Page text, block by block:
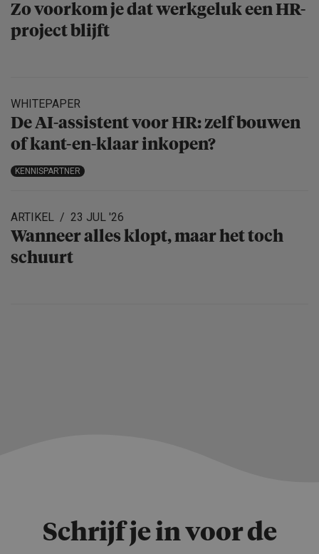
Zo voorkom je dat werkgeluk een HR-
project blijft
WHITEPAPER
De AI-assistent voor HR: zelf bouwen
of kant-en-klaar inkopen?
KENNISPARTNER
ARTIKEL 23 JUL '26
Wanneer alles klopt, maar het toch
schuurt
Schrijf je in voor de